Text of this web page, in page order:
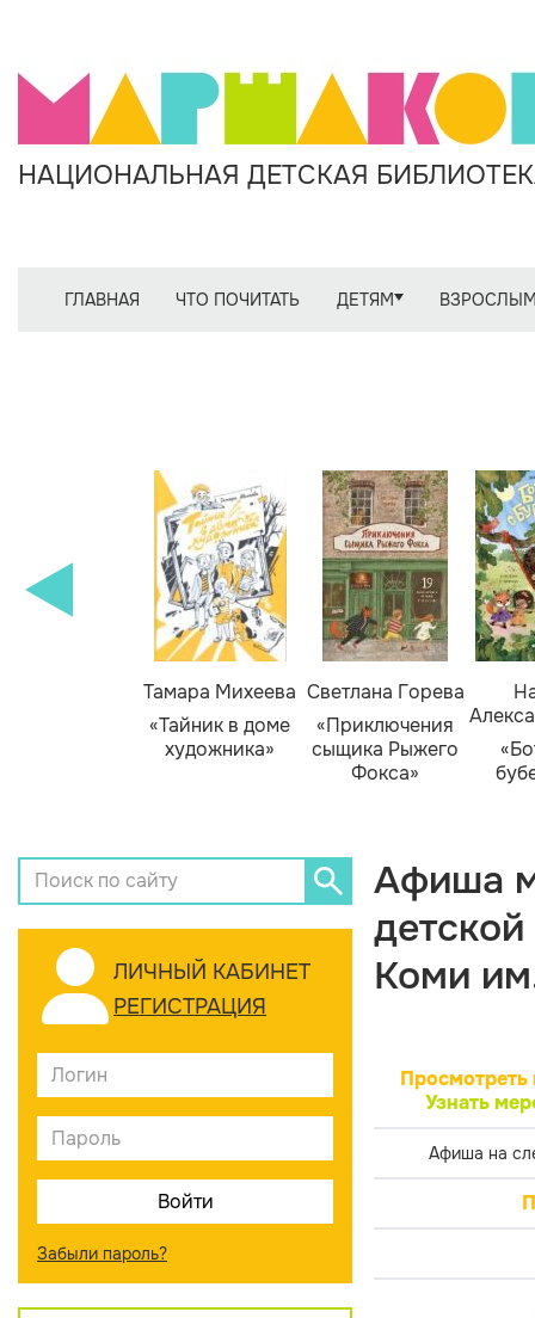
НАЦИОНАЛЬНАЯ ДЕТСКАЯ
ГЛАВНАЯ ЧТО ПОЧИТАТЬ ДЕТЯМ
Тамара Михеева
«Тайник в доме
художника»
Светлана Горева
«Приключения
сыщика Рыжего
Фокса»
ЛИЧНЫЙ КАБИНЕТ
РЕГИСТРАЦИЯ
Забыли пароль?
Афиша
Коми
Просмотреть
Узнать
Афиша на